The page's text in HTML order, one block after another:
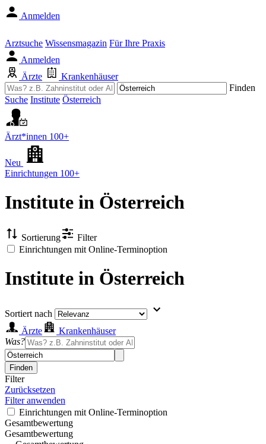
Anmelden
Arztsuche Wissensmagazin Für Ihre Praxis
Anmelden
Ärzte
Krankenhäuser
Finden
Suche Institute Österreich
Ärzt*innen 100+
Neu
Einrichtungen 100+
Institute in Österreich
Sortierung
Filter
Einrichtungen mit Online-Terminoption
Institute in Österreich
Sortiert nach
Ärzte
Krankenhäuser
Was?
Finden
Filter
Zurücksetzen
Filter anwenden
Einrichtungen mit Online-Terminoption
Gesamtbewertung
Gesamtbewertung